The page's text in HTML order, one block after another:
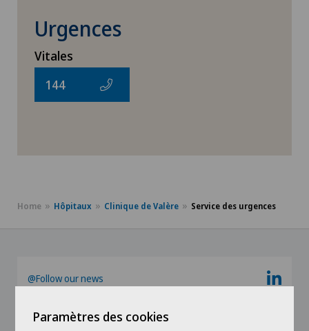
Urgences
Vitales
144
Home Hôpitaux Clinique de Valère Service des urgences
@Follow our news
Paramètres des cookies